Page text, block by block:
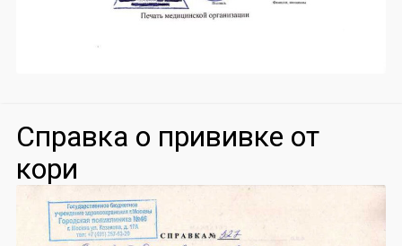
Справка о прививке от
кори